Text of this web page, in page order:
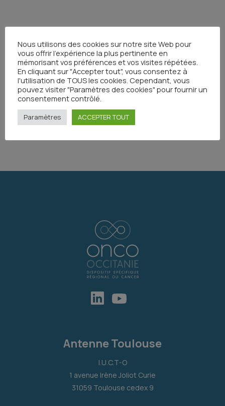
Toutes les actualités
Antenne Toulouse
I.U.C.T-O
1 avenue Irène Joliot Curie
31059 Toulouse cedex 9
Nous utilisons des cookies sur notre site Web pour
vous offrir l'expérience la plus pertinente en
mémorisant vos préférences et vos visites répétées.
En cliquant sur "Accepter tout", vous consentez à
l'utilisation de TOUS les cookies. Cependant, vous
pouvez visiter "Paramètres des cookies" pour fournir un
consentement contrôlé.
Paramètres ACCEPTER TOUT